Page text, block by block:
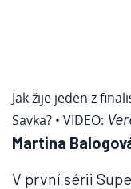
Jak žije jeden z
Savka? • VIDEO:
Martina
V první sérii